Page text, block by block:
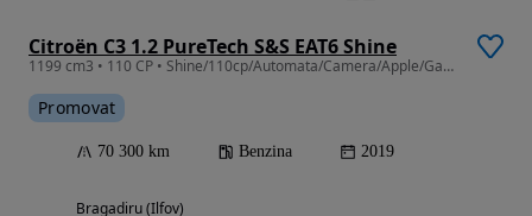
Citroën C3 1.2 PureTech S&S EAT6 Shine
1199 cm3 • 110 CP • Shine/110cp/Automata/Camera/Apple/Garantie/TVA Deductibil
Promovat
70 300 km Benzina 2019
Bragadiru (Ilfov)